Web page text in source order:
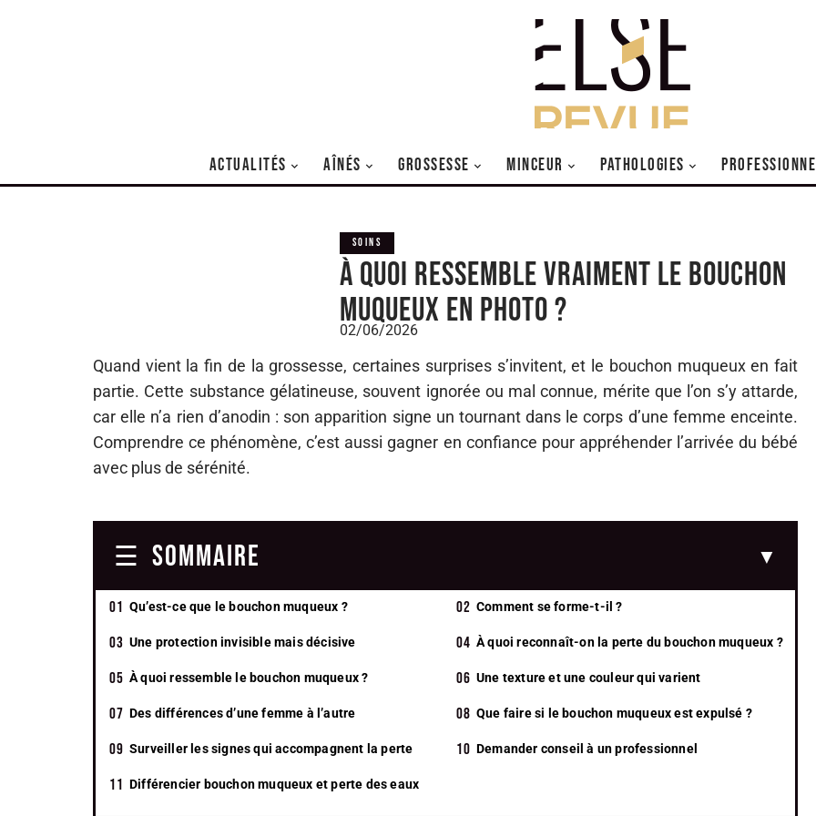
ACTUALITÉS AÎNÉS GROSSESSE MINCEUR PATHOLOGIES
SOINS
À quoi ressemble vraiment le bouchon
muqueux en photo ?
02/06/2026
Quand vient la fin de la grossesse, certaines surprises s’invitent, et le bouchon muqueux en fait
partie. Cette substance gélatineuse, souvent ignorée ou mal connue, mérite que l’on s’y attarde,
car elle n’a rien d’anodin : son apparition signe un tournant dans le corps d’une femme enceinte.
Comprendre ce phénomène, c’est aussi gagner en confiance pour appréhender l’arrivée du bébé
avec plus de sérénité.
SOMMAIRE
Qu’est-ce que le bouchon muqueux ? Comment se forme-t-il ?
Une protection invisible mais décisive À quoi reconnaît-on la perte du bouchon muqueux ?
À quoi ressemble le bouchon muqueux ? Une texture et une couleur qui varient
Des différences d’une femme à l’autre Que faire si le bouchon muqueux est expulsé ?
Surveiller les signes qui accompagnent la perte Demander conseil à un professionnel
Différencier bouchon muqueux et perte des eaux